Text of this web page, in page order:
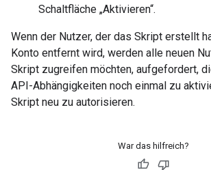
Schaltfläche „Aktivieren“.
Wenn der Nutzer, der das Skript erstellt
Konto entfernt wird, werden alle neuen
Skript zugreifen möchten, aufgefordert,
API-Abhängigkeiten noch einmal zu
Skript neu zu autorisieren.
War das hilfreich?